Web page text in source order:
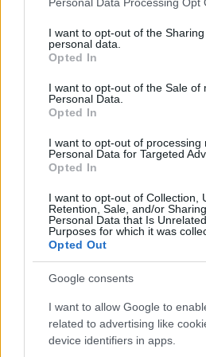
not limited to your visit or usage
grant or deny consent to Google
use your data for below specified
consent section.
I want to opt-out of the
personal data.
Opted In
I want to opt-out of the Sale of
Personal Data.
Opted In
I want to opt-out of processing
Personal Data for Targeted
Opted In
I want to opt-out of Collection,
Retention, Sale, and/or
Personal Data that Is
Purposes for which it was
Opted Out
Google consents
I want to allow Google to
related to advertising like
device identifiers in apps.
τη δεκαετία του 1990, στη
σταθεροποιήθηκε σε
τελευταία χρόνια σε σχέση
μεταξύ των ετών 2004- 2006.
λίτρα ανά άτομο. Χώρες
και η Σουηδία έχουν το
κατανάλωσης αλκοόλ στην ΕΕ.
Τα στοιχεία για την Ελλάδα
Σύμφωνα με την Ελληνική
καταγράφηκαν 36 θάνατοι
κατανάλωσης αλκοόλ σε 700
ατυχήματα. Τα στοιχεία για